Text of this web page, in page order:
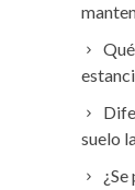
suelo